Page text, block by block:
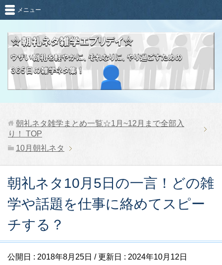
メニュー
朝礼ネタ雑学まとめ一覧☆1月~12月まで全部入
り！
TOP
10月朝礼ネタ
朝礼ネタ10月5日の一言！どの雑
学や話題を仕事に絡めてスピー
チする？
公開日 : 2018年8月25日 / 更新日 : 2024年10月12日